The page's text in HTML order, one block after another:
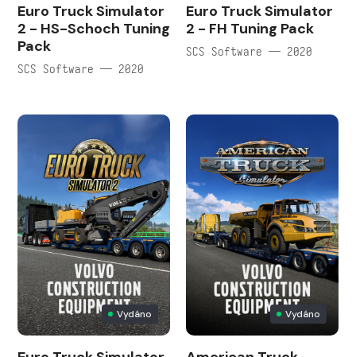
Euro Truck Simulator
2 - HS-Schoch Tuning
Pack
SCS Software — 2020
Euro Truck Simulator
2 - FH Tuning Pack
SCS Software — 2020
Vydáno Vydáno